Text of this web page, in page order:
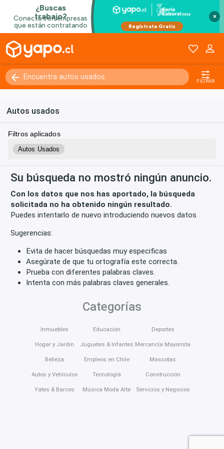
×
FILTRAR
Autos usados
Filtros aplicados
Autos Usados
Su búsqueda no mostró ningún anuncio.
Con los datos que nos has aportado, la búsqueda
solicitada no ha obtenido ningún resultado.
Puedes intentarlo de nuevo introduciendo nuevos datos
Sugerencias:
Evita de hacer búsquedas muy especificas
Asegúrate de que tu ortografía este correcta.
Prueba con diferentes palabras claves.
Intenta con más palabras claves generales.
Categorías
Inmuebles
Hogar y Jardín
Belleza
Autos y Vehículos
Yates & Barcos
Educación
Juguetes & Infantes
Empleos en Chile
Tecnología
Música Moda Arte
Deportes
Mercancía Mayorista
Mascotas
Construcción
Servicios y Negocios
Kilómetros 0 - 250000+